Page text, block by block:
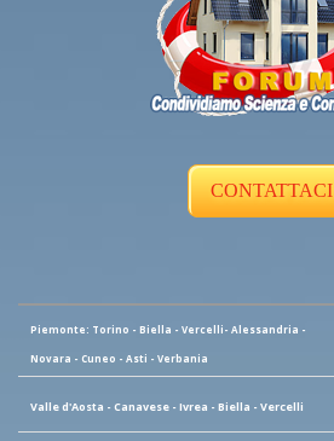
CONTATTACI
Piemonte: Torino - Biella - Vercelli- Alessandria -
Novara - Cuneo - Asti - Verbania
Valle d'Aosta - Canavese - Ivrea - Biella - Vercelli